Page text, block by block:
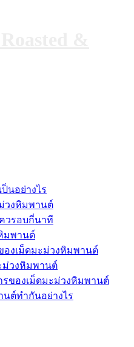
นอย่างไร
วงหิมพานต์
วรอบกี่นาที
มพานต์
องเม็ดมะม่วงหิมพานต์
ม่วงหิมพานต์
ของเม็ดมะม่วงหิมพานต์
นต์ทำกันอย่างไร